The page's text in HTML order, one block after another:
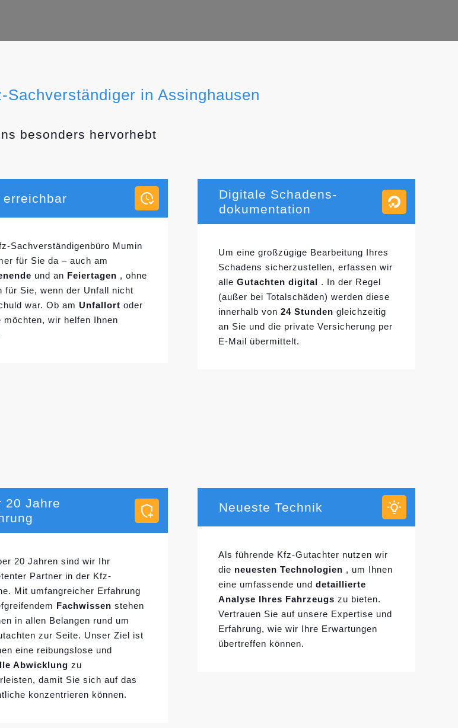
Sachverständiger in Assinghausen
besonders hervorhebt
erreichbar
Sachverständigenbüro Mumin
für Sie da – auch am
und an Feiertagen , ohne
für Sie, wenn der Unfall nicht
war. Ob am Unfallort oder
möchten, wir helfen Ihnen
Digitale Schadens-
dokumentation
Um eine großzügige Bearbeitung Ihres
Schadens sicherzustellen, erfassen wir
alleGutachten digital
. In der Regel
(außer bei Totalschäden) werden diese
innerhalb von24 Stunden gleichzeitig
an Sie und die private Versicherung per
E-Mail übermittelt.
20 Jahre
20 Jahren sind wir Ihr
Partner in der Kfz-
Mit umfangreicher Erfahrung
Fachwissen stehen
in allen Belangen rund um
zur Seite. Unser Ziel ist
eine reibungslose und
Abwicklung zu
damit Sie sich auf das
konzentrieren können.
Neueste Technik
Als führende Kfz-Gutachter nutzen wir
die neuesten Technologien , um Ihnen
eine umfassende unddetaillierte
Analyse Ihres Fahrzeugs zu bieten.
Vertrauen Sie auf unsere Expertise und
Erfahrung, wie wir Ihre Erwartungen
übertreffen können.